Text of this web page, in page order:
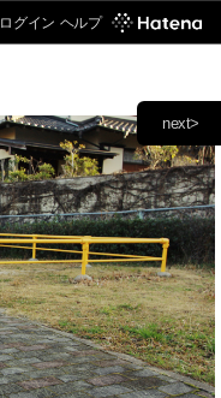
ログイン ヘルプ
next>